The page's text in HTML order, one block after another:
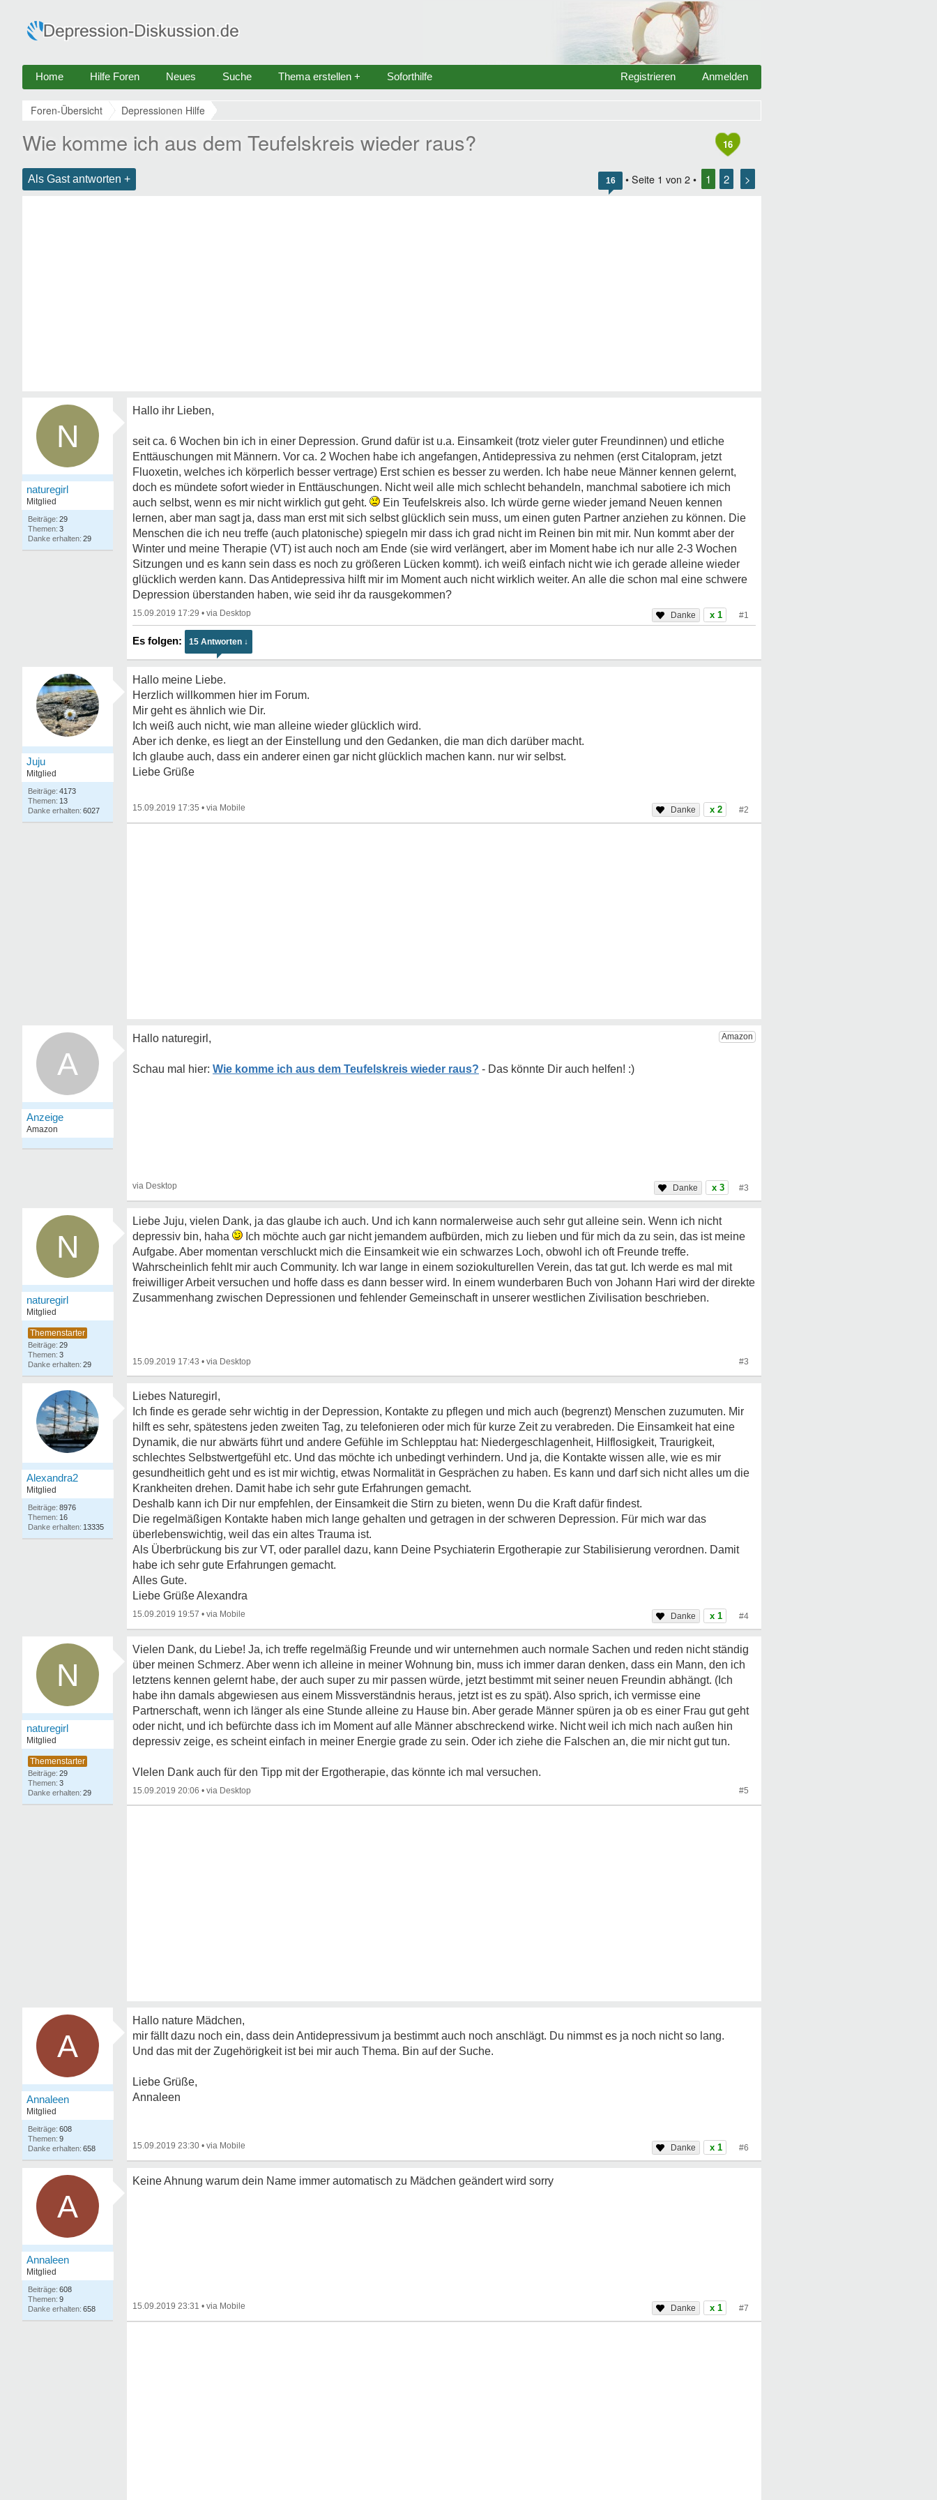
Home Hilfe Foren Neues Suche Thema erstellen + Soforthilfe Anmelden
Registrieren
Foren-Übersicht Depressionen Hilfe
16
Wie komme ich aus dem Teufelskreis wieder raus?
Als Gast antworten + 16 • Seite 1 von 2 • 1 2 >
N
naturegirl
Mitglied
29
3
29
Hallo ihr Lieben,
seit ca. 6 Wochen bin ich in einer Depression. Grund dafür ist u.a. Einsamkeit (trotz vieler guter Freundinnen) und etliche
Enttäuschungen mit Männern. Vor ca. 2 Wochen habe ich angefangen, Antidepressiva zu nehmen (erst Citalopram, jetzt
Fluoxetin, welches ich körperlich besser vertrage) Erst schien es besser zu werden. Ich habe neue Männer kennen gelernt,
doch es mündete sofort wieder in Enttäuschungen. Nicht weil alle mich schlecht behandeln, manchmal sabotiere ich mich
auch selbst, wenn es mir nicht wirklich gut geht.
Ein Teufelskreis also. Ich würde gerne wieder jemand Neuen kennen
lernen, aber man sagt ja, dass man erst mit sich selbst glücklich sein muss, um einen guten Partner anziehen zu können. Die
Menschen die ich neu treffe (auch platonische) spiegeln mir dass ich grad nicht im Reinen bin mit mir. Nun kommt aber der
Winter und meine Therapie (VT) ist auch noch am Ende (sie wird verlängert, aber im Moment habe ich nur alle 2-3 Wochen
Sitzungen und es kann sein dass es noch zu größeren Lücken kommt). ich weiß einfach nicht wie ich gerade alleine wieder
glücklich werden kann. Das Antidepressiva hilft mir im Moment auch nicht wirklich weiter. An alle die schon mal eine schwere
Depression überstanden haben, wie seid ihr da rausgekommen?
15.09.2019 17:29 • x 1 #1
15 Antworten ↓
Juju
Mitglied
4173
13
6027
Hallo meine Liebe.
Herzlich willkommen hier im Forum.
Mir geht es ähnlich wie Dir.
Ich weiß auch nicht, wie man alleine wieder glücklich wird.
Aber ich denke, es liegt an der Einstellung und den Gedanken, die man dich darüber macht.
Ich glaube auch, dass ein anderer einen gar nicht glücklich machen kann. nur wir selbst.
Liebe Grüße
15.09.2019 17:35 • x 2 #2
A
Hallo naturegirl,
Wie komme ich aus dem Teufelskreis wieder raus?
x 3 #3
N
naturegirl
Mitglied
29
3
29
Liebe Juju, vielen Dank, ja das glaube ich auch. Und ich kann normalerweise auch sehr gut alleine sein. Wenn ich nicht
depressiv bin, haha
Ich möchte auch gar nicht jemandem aufbürden, mich zu lieben und für mich da zu sein, das ist meine
Aufgabe. Aber momentan verschluckt mich die Einsamkeit wie ein schwarzes Loch, obwohl ich oft Freunde treffe.
Wahrscheinlich fehlt mir auch Community. Ich war lange in einem soziokulturellen Verein, das tat gut. Ich werde es mal mit
freiwilliger Arbeit versuchen und hoffe dass es dann besser wird. In einem wunderbaren Buch von Johann Hari wird der direkte
Zusammenhang zwischen Depressionen und fehlender Gemeinschaft in unserer westlichen Zivilisation beschrieben.
15.09.2019 17:43 • #3
Alexandra2
Mitglied
8976
16
13335
Liebes Naturegirl,
Ich finde es gerade sehr wichtig in der Depression, Kontakte zu pflegen und mich auch (begrenzt) Menschen zuzumuten. Mir
hilft es sehr, spätestens jeden zweiten Tag, zu telefonieren oder mich für kurze Zeit zu verabreden. Die Einsamkeit hat eine
Dynamik, die nur abwärts führt und andere Gefühle im Schlepptau hat: Niedergeschlagenheit, Hilflosigkeit, Traurigkeit,
schlechtes Selbstwertgefühl etc. Und das möchte ich unbedingt verhindern. Und ja, die Kontakte wissen alle, wie es mir
gesundheitlich geht und es ist mir wichtig, etwas Normalität in Gesprächen zu haben. Es kann und darf sich nicht alles um die
Krankheiten drehen. Damit habe ich sehr gute Erfahrungen gemacht.
Deshalb kann ich Dir nur empfehlen, der Einsamkeit die Stirn zu bieten, wenn Du die Kraft dafür findest.
Die regelmäßigen Kontakte haben mich lange gehalten und getragen in der schweren Depression. Für mich war das
überlebenswichtig, weil das ein altes Trauma ist.
Als Überbrückung bis zur VT, oder parallel dazu, kann Deine Psychiaterin Ergotherapie zur Stabilisierung verordnen. Damit
habe ich sehr gute Erfahrungen gemacht.
Alles Gute.
Liebe Grüße Alexandra
15.09.2019 19:57 • x 1 #4
N
naturegirl
Mitglied
29
3
29
Vielen Dank, du Liebe! Ja, ich treffe regelmäßig Freunde und wir unternehmen auch normale Sachen und reden nicht ständig
über meinen Schmerz. Aber wenn ich alleine in meiner Wohnung bin, muss ich immer daran denken, dass ein Mann, den ich
letztens kennen gelernt habe, der auch super zu mir passen würde, jetzt bestimmt mit seiner neuen Freundin abhängt. (Ich
habe ihn damals abgewiesen aus einem Missverständnis heraus, jetzt ist es zu spät). Also sprich, ich vermisse eine
Partnerschaft, wenn ich länger als eine Stunde alleine zu Hause bin. Aber gerade Männer spüren ja ob es einer Frau gut geht
oder nicht, und ich befürchte dass ich im Moment auf alle Männer abschreckend wirke. Nicht weil ich mich nach außen hin
depressiv zeige, es scheint einfach in meiner Energie grade zu sein. Oder ich ziehe die Falschen an, die mir nicht gut tun.
VIelen Dank auch für den Tipp mit der Ergotherapie, das könnte ich mal versuchen.
15.09.2019 20:06 • #5
A
Annaleen
Mitglied
608
9
658
Hallo nature Mädchen,
mir fällt dazu noch ein, dass dein Antidepressivum ja bestimmt auch noch anschlägt. Du nimmst es ja noch nicht so lang.
Und das mit der Zugehörigkeit ist bei mir auch Thema. Bin auf der Suche.
Liebe Grüße,
Annaleen
15.09.2019 23:30 • x 1 #6
A
Annaleen
Mitglied
608
9
658
Keine Ahnung warum dein Name immer automatisch zu Mädchen geändert wird sorry
15.09.2019 23:31 • x 1 #7